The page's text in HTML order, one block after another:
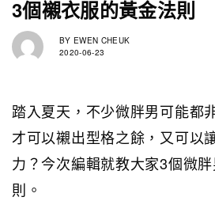
3個襯衣服的黃金法則
BY EWEN CHEUK
2020-06-23
踏入夏天，不少微胖男可能都
才可以襯出型格之餘，又可以
力？今次編輯就教大家3個微
則。